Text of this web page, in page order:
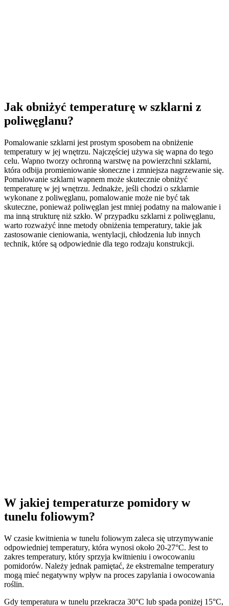
Jak obniżyć temperaturę w szklarni z
poliwęglanu?
Pomalowanie szklarni jest prostym sposobem na obniżenie
temperatury w jej wnętrzu. Najczęściej używa się wapna do tego
celu. Wapno tworzy ochronną warstwę na powierzchni szklarni,
która odbija promieniowanie słoneczne i zmniejsza nagrzewanie się.
Pomalowanie szklarni wapnem może skutecznie obniżyć
temperaturę w jej wnętrzu. Jednakże, jeśli chodzi o szklarnie
wykonane z poliwęglanu, pomalowanie może nie być tak
skuteczne, ponieważ poliwęglan jest mniej podatny na malowanie i
ma inną strukturę niż szkło. W przypadku szklarni z poliwęglanu,
warto rozważyć inne metody obniżenia temperatury, takie jak
zastosowanie cieniowania, wentylacji, chłodzenia lub innych
technik, które są odpowiednie dla tego rodzaju konstrukcji.
W jakiej temperaturze pomidory w
tunelu foliowym?
W czasie kwitnienia w tunelu foliowym zaleca się utrzymywanie
odpowiedniej temperatury, która wynosi około 20-27°C. Jest to
zakres temperatury, który sprzyja kwitnieniu i owocowaniu
pomidorów. Należy jednak pamiętać, że ekstremalne temperatury
mogą mieć negatywny wpływ na proces zapylania i owocowania
roślin.
Gdy temperatura w tunelu przekracza 30°C lub spada poniżej 15°C,